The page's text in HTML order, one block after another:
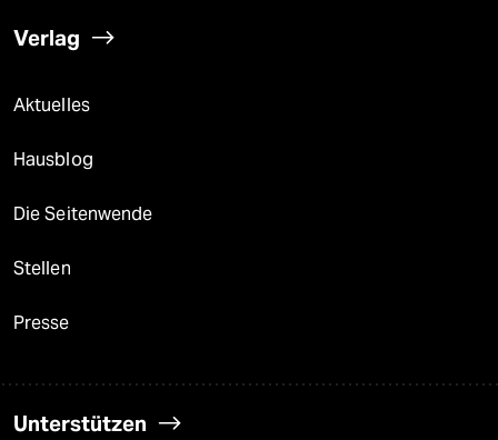
Verlag
Aktuelles
Hausblog
Die Seitenwende
Stellen
Presse
Unterstützen